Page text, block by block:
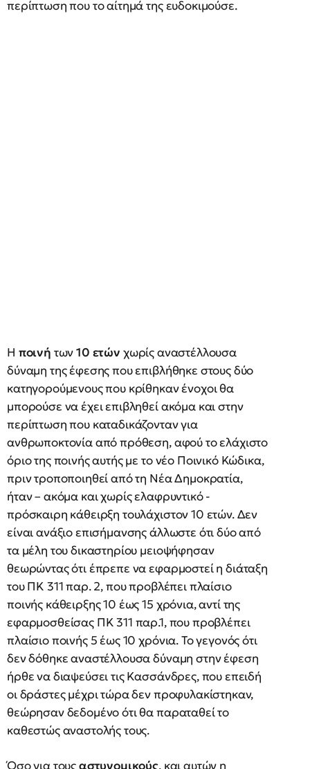
περίπτωση που το αίτημά της ευδοκιμούσε.
Η ποινή των10 ετών χωρίς αναστέλλουσα
δύναμη της έφεσης που επιβλήθηκε στους δύο
κατηγορούμενους που κρίθηκαν ένοχοι θα
μπορούσε να έχει επιβληθεί ακόμα και στην
περίπτωση που καταδικάζονταν για
ανθρωποκτονία από πρόθεση, αφού το ελάχιστο
όριο της ποινής αυτής με το νέο Ποινικό Κώδικα,
πριν τροποποιηθεί από τη Νέα Δημοκρατία,
ήταν – ακόμα και χωρίς ελαφρυντικό -
πρόσκαιρη κάθειρξη τουλάχιστον 10 ετών. Δεν
είναι ανάξιο επισήμανσης άλλωστε ότι δύο από
τα μέλη του δικαστηρίου μειοψήφησαν
θεωρώντας ότι έπρεπε να εφαρμοστεί η διάταξη
του ΠΚ 311 παρ. 2, που προβλέπει πλαίσιο
ποινής κάθειρξης 10 έως 15 χρόνια, αντί της
εφαρμοσθείσας ΠΚ 311 παρ.1, που προβλέπει
πλαίσιο ποινής 5 έως 10 χρόνια. Το γεγονός ότι
δεν δόθηκε αναστέλλουσα δύναμη στην έφεση
ήρθε να διαψεύσει τις Κασσάνδρες, που επειδή
οι δράστες μέχρι τώρα δεν προφυλακίστηκαν,
θεώρησαν δεδομένο ότι θα παραταθεί το
καθεστώς αναστολής τους.
Όσο για τουςαστυνομικούς, και αυτών η